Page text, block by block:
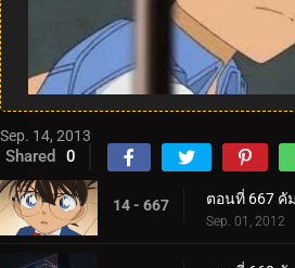
Sep. 14, 2013
Shared 0
14 - 667
Sep. 01, 2012